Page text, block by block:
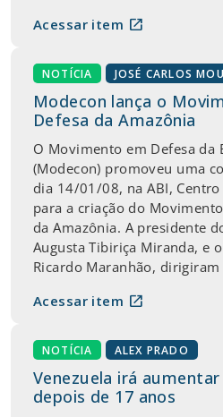
Acessar item open_in_new
NOTÍCIA JOSÉ CARLOS
Modecon lança o
Defesa da Amazônia
O Movimento em Defesa da
(Modecon) promoveu uma
dia 14/01/08, na ABI, Centro
para a criação do
da Amazônia. A presidente
Augusta Tibiriça Miranda, e
Ricardo Maranhão,
Acessar item open_in_new
NOTÍCIA ALEX PRADO
Venezuela irá
depois de 17 anos